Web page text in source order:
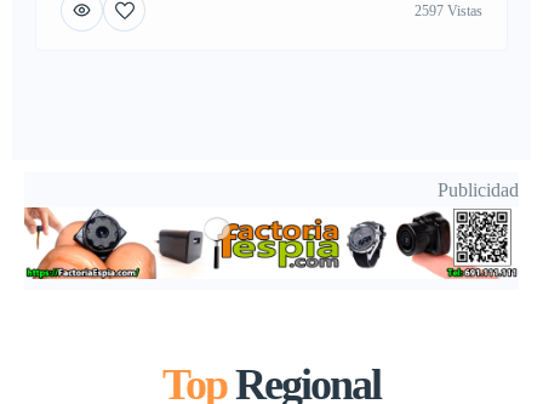
de carga, micrófonos, auriculares, iluminación de pantalla, o
2597 Vistas
Publicidad
TopRegional